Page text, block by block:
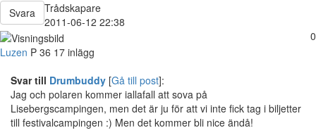
Svara
Trådskapare
2011-06-12 22:38
0
Luzen P 36 17 inlägg
Svar till Drumbuddy [Gå till post]:
Jag och polaren kommer iallafall att sova på
Lisebergscampingen, men det är ju för att vi inte fick tag i biljetter
till festivalcampingen :) Men det kommer bli nice ändå!